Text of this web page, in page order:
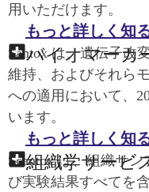
用いただけます。
もっと詳しく知
バイオマーカ
Santox は、遺伝子改
維持、およびそれら
への適用において、
います。
もっと詳しく知
組織学サービ
Scantox は、組織サ
び実験結果すべてを